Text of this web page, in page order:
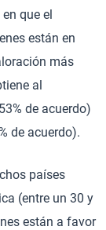
que el
están en
más
al
de acuerdo)
de acuerdo).
países
(entre un 30 y
están a favor